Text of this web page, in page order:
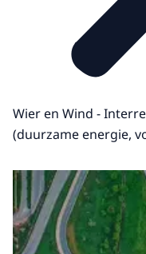
Wier en Wind -
(duurzame energie,